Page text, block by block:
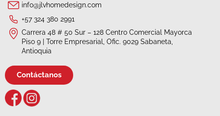
info@jlvhomedesign.com
+57 324 380 2991
Carrera 48 # 50 Sur – 128 Centro Comercial Mayorca
Piso 9 | Torre Empresarial, Ofic. 9029 Sabaneta,
Antioquia
Contáctanos